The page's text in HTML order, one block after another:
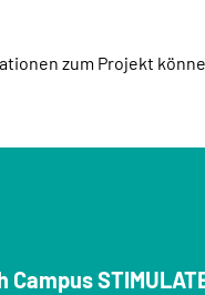
zum Projekt
Campus